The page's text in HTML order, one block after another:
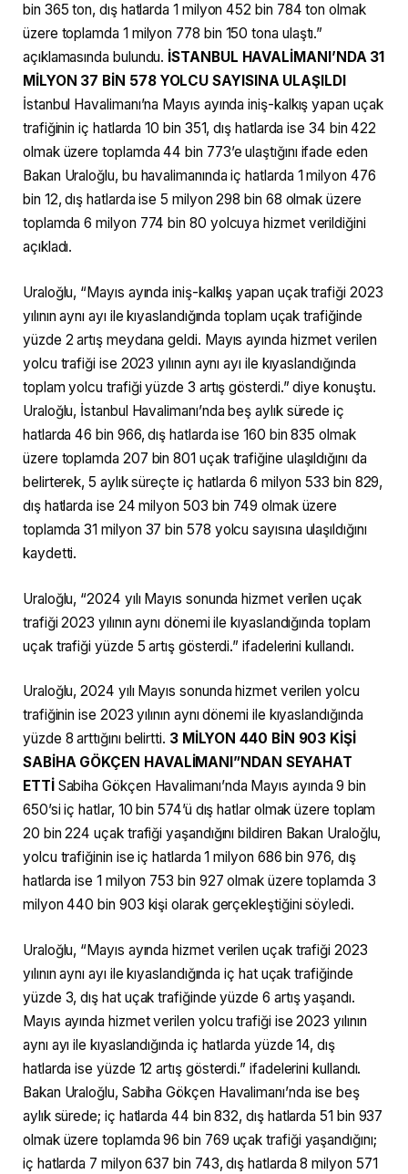
bin 365 ton, dış hatlarda 1 milyon 452 bin 784 ton olmak
üzere toplamda 1 milyon 778 bin 150 tona ulaştı.”
açıklamasında bulundu. İSTANBUL HAVALİMANI’NDA 31
MİLYON 37 BİN 578 YOLCU SAYISINA ULAŞILDI
İstanbul Havalimanı’na Mayıs ayında iniş-kalkış yapan uçak
trafiğinin iç hatlarda 10 bin 351, dış hatlarda ise 34 bin 422
olmak üzere toplamda 44 bin 773’e ulaştığını ifade eden
Bakan Uraloğlu, bu havalimanında iç hatlarda 1 milyon 476
bin 12, dış hatlarda ise 5 milyon 298 bin 68 olmak üzere
toplamda 6 milyon 774 bin 80 yolcuya hizmet verildiğini
açıkladı.
Uraloğlu, “Mayıs ayında iniş-kalkış yapan uçak trafiği 2023
yılının aynı ayı ile kıyaslandığında toplam uçak trafiğinde
yüzde 2 artış meydana geldi. Mayıs ayında hizmet verilen
yolcu trafiği ise 2023 yılının aynı ayı ile kıyaslandığında
toplam yolcu trafiği yüzde 3 artış gösterdi.” diye konuştu.
Uraloğlu, İstanbul Havalimanı’nda beş aylık sürede iç
hatlarda 46 bin 966, dış hatlarda ise 160 bin 835 olmak
üzere toplamda 207 bin 801 uçak trafiğine ulaşıldığını da
belirterek, 5 aylık süreçte iç hatlarda 6 milyon 533 bin 829,
dış hatlarda ise 24 milyon 503 bin 749 olmak üzere
toplamda 31 milyon 37 bin 578 yolcu sayısına ulaşıldığını
kaydetti.
Uraloğlu, “2024 yılı Mayıs sonunda hizmet verilen uçak
trafiği 2023 yılının aynı dönemi ile kıyaslandığında toplam
uçak trafiği yüzde 5 artış gösterdi.” ifadelerini kullandı.
Uraloğlu, 2024 yılı Mayıs sonunda hizmet verilen yolcu
trafiğinin ise 2023 yılının aynı dönemi ile kıyaslandığında
yüzde 8 arttığını belirtti. 3 MİLYON 440 BİN 903 KİŞİ
SABİHA GÖKÇEN HAVALİMANI”NDAN SEYAHAT
ETTİSabiha Gökçen Havalimanı’nda Mayıs ayında 9 bin
650’si iç hatlar, 10 bin 574’ü dış hatlar olmak üzere toplam
20 bin 224 uçak trafiği yaşandığını bildiren Bakan Uraloğlu,
yolcu trafiğinin ise iç hatlarda 1 milyon 686 bin 976, dış
hatlarda ise 1 milyon 753 bin 927 olmak üzere toplamda 3
milyon 440 bin 903 kişi olarak gerçekleştiğini söyledi.
Uraloğlu, “Mayıs ayında hizmet verilen uçak trafiği 2023
yılının aynı ayı ile kıyaslandığında iç hat uçak trafiğinde
yüzde 3, dış hat uçak trafiğinde yüzde 6 artış yaşandı.
Mayıs ayında hizmet verilen yolcu trafiği ise 2023 yılının
aynı ayı ile kıyaslandığında iç hatlarda yüzde 14, dış
hatlarda ise yüzde 12 artış gösterdi.” ifadelerini kullandı.
Bakan Uraloğlu, Sabiha Gökçen Havalimanı’nda ise beş
aylık sürede; iç hatlarda 44 bin 832, dış hatlarda 51 bin 937
olmak üzere toplamda 96 bin 769 uçak trafiği yaşandığını;
iç hatlarda 7 milyon 637 bin 743, dış hatlarda 8 milyon 571